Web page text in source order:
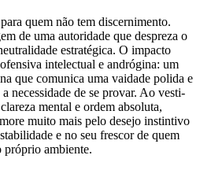
quem não tem discernimento.
de uma autoridade que despreza o
estratégica. O impacto
intelectual e andrógina: um
que comunica uma vaidade polida e
necessidade de se provar. Ao vesti-
mental e ordem absoluta,
muito mais pelo desejo instintivo
e no seu frescor de quem
próprio ambiente.